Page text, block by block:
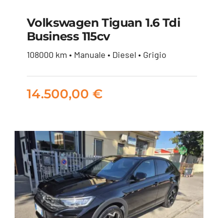
Volkswagen Tiguan
14.500,00
Volkswagen Tiguan 1.6 Tdi
Business 115cv
108000 km • Manuale • Diesel • Grigio
14.500,00 €